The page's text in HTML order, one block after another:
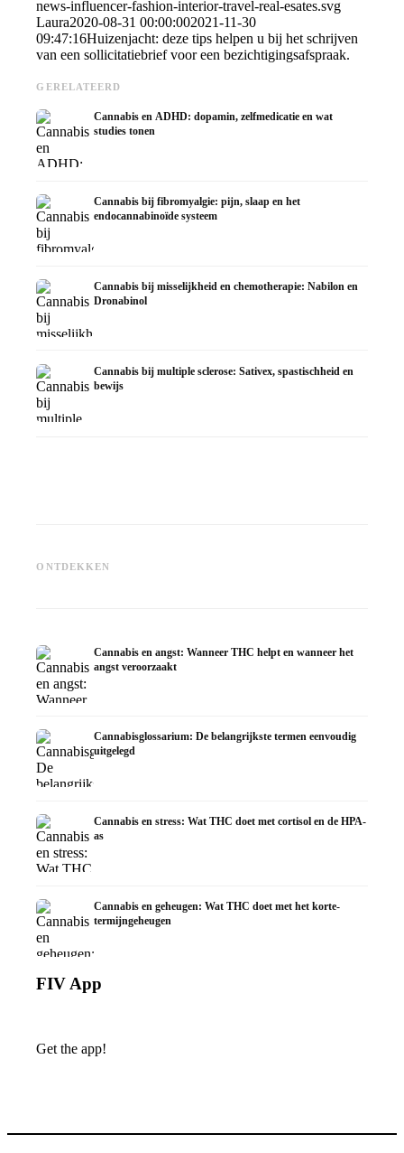
news-influencer-fashion-interior-travel-real-esates.svg
Laura2020-08-31 00:00:002021-11-30
09:47:16Huizenjacht: deze tips helpen u bij het schrijven
van een sollicitatiebrief voor een bezichtigingsafspraak.
GERELATEERD
Cannabis en ADHD: dopamin, zelfmedicatie en wat
studies tonen
Cannabis bij fibromyalgie: pijn, slaap en het
endocannabinoïde systeem
Cannabis bij misselijkheid en chemotherapie: Nabilon en
Dronabinol
Cannabis bij multiple sclerose: Sativex, spastischheid en
bewijs
ONTDEKKEN
van de onderzoekingen
Cannabis en angst: Wanneer THC helpt en wanneer het
angst veroorzaakt
Cannabisglossarium: De belangrijkste termen eenvoudig
uitgelegd
Cannabis en stress: Wat THC doet met cortisol en de HPA-
as
Cannabis en geheugen: Wat THC doet met het korte-
termijngeheugen
FIV App
Get the app!